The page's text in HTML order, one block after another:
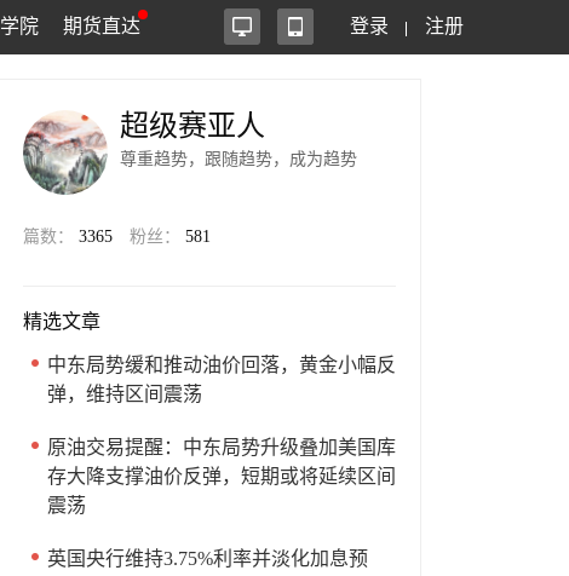
学院 期货直达 登录 注册
超级赛亚人
尊重趋势，跟随趋势，成为趋势
篇数： 3365 粉丝： 581
精选文章
中东局势缓和推动油价回落，黄金小幅反
弹，维持区间震荡
原油交易提醒：中东局势升级叠加美国库
存大降支撑油价反弹，短期或将延续区间
震荡
英国央行维持3.75%利率并淡化加息预